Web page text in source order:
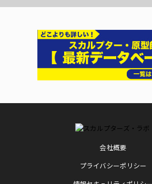
会社概要
プライバシーポリシー